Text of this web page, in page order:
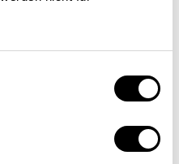
concernant
l’UE aussi,
nos
de la